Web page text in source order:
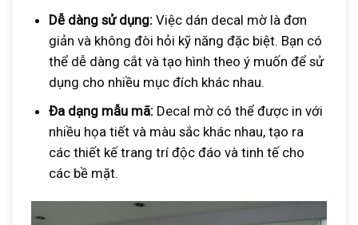
Dễ dàng sử dụng:Việc dán decal mờ là đơn
giản và không đòi hỏi kỹ năng đặc biệt. Bạn có
thể dễ dàng cắt và tạo hình theo ý muốn để sử
dụng cho nhiều mục đích khác nhau.
Đa dạng mẫu mã:Decal mờ có thể được in với
nhiều họa tiết và màu sắc khác nhau, tạo ra
các thiết kế trang trí độc đáo và tinh tế cho
các bề mặt.